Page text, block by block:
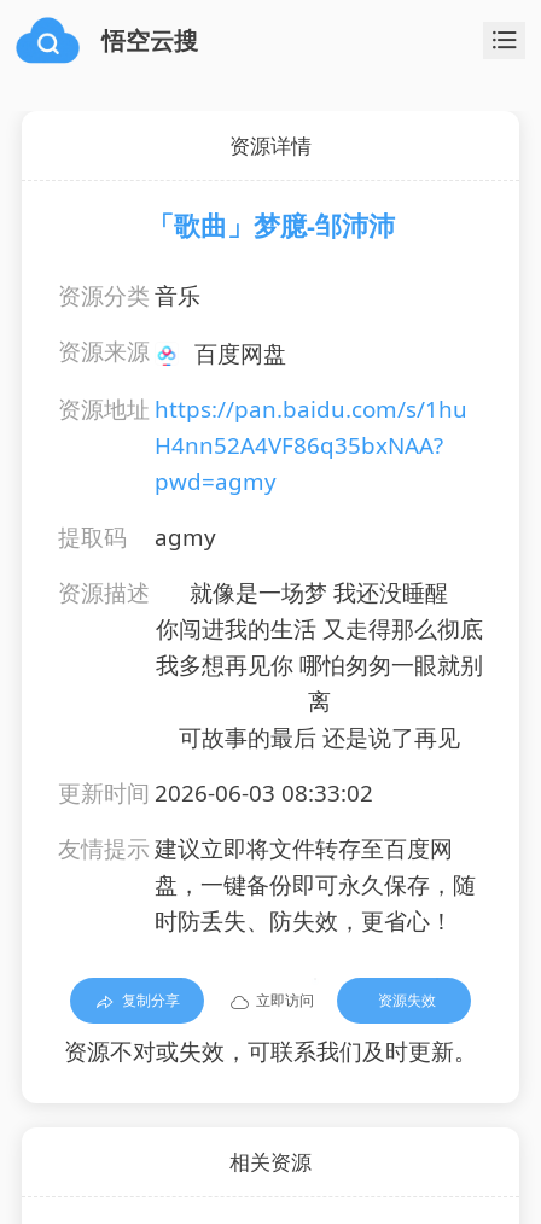
悟空云搜
资源详情
「歌曲」梦臆-邹沛沛
资源分类音乐
资源来源
百度网盘
资源地址 https://pan.baidu.com/s/1hu
H4nn52A4VF86q35bxNAA?
pwd=agmy
提取码
agmy
资源描述
就像是一场梦 我还没睡醒
你闯进我的生活 又走得那么彻底
我多想再见你 哪怕匆匆一眼就别
离
可故事的最后 还是说了再见
更新时间 2026-06-03 08:33:02
友情提示建议立即将文件转存至百度网
盘，一键备份即可永久保存，随
时防丢失、防失效，更省心！
复制分享 立即访问 资源失效
资源不对或失效，可联系我们及时更新。
相关资源